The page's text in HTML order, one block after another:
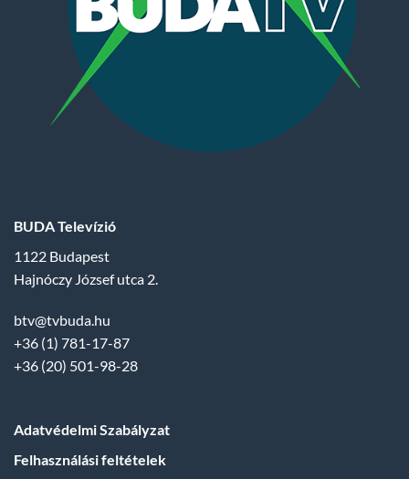
BUDA Televízió
1122 Budapest
Hajnóczy József utca 2.
btv@tvbuda.hu
+36 (1) 781-17-87
+36 (20) 501-98-28
Adatvédelmi Szabályzat
Felhasználási feltételek